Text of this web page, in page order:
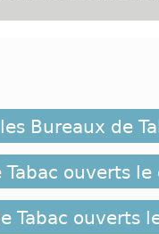
rapide. Au détour
vous trouverez
accessoires
satisfaction, quel
:
Bureaux de
Tabac ouverts
Tabac ouverts